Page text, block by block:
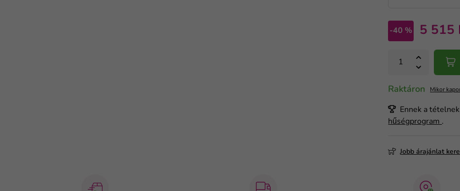
-40 % 5 515
Raktáron Mikor
Ennek a
hűségprogram .
Jobb árajánlat